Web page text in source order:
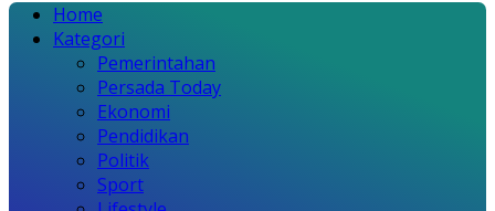
Home
Kategori
Pemerintahan
Persada Today
Ekonomi
Pendidikan
Politik
Sport